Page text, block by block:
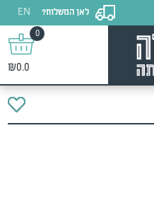
לאן המשלוח?
EN
0
₪0.0